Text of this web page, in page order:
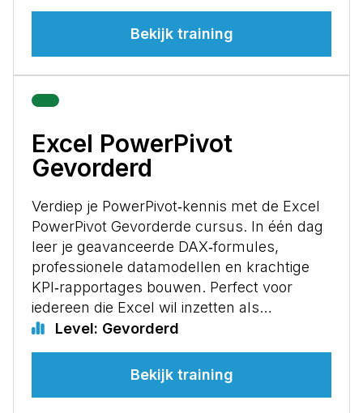
Bekijk training
Excel PowerPivot
Gevorderd
Verdiep je PowerPivot‑kennis met de Excel
PowerPivot Gevorderde cursus. In één dag
leer je geavanceerde DAX‑formules,
professionele datamodellen en krachtige
KPI‑rapportages bouwen. Perfect voor
iedereen die Excel wil inzetten als…
Level: Gevorderd
Bekijk training